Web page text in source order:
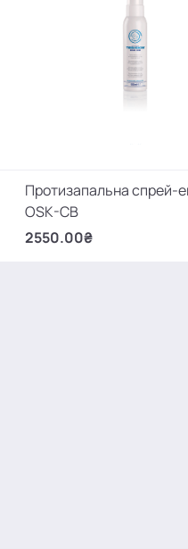
Протизапальна спрей-
OSK-CB
2550.00₴